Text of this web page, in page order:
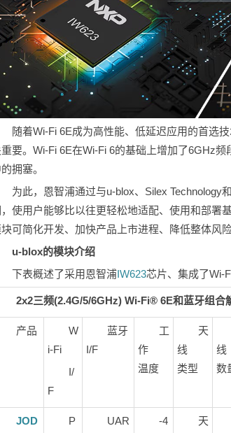
随着Wi-Fi 6E成为高性能、低延迟应用的首选
重要。Wi-Fi 6E在Wi-Fi 6的基础上增加了6GHz
拥塞。
为此，恩智浦通过与u-blox、Silex Technology
使用户能够比以往更轻松地适配、使用和部署
可简化开发、加快产品上市进程、降低整体风
u-blox的模块介绍
下表概述了采用恩智浦IW623芯片、集成了
2x2三频(2.4G/5/6GHz) Wi-Fi® 6E和蓝牙组合
产品
W
i-Fi
I/
F
蓝牙
I/F
工
作
温度
天
线
类型
线
数
JOD
P
UAR
-4
天